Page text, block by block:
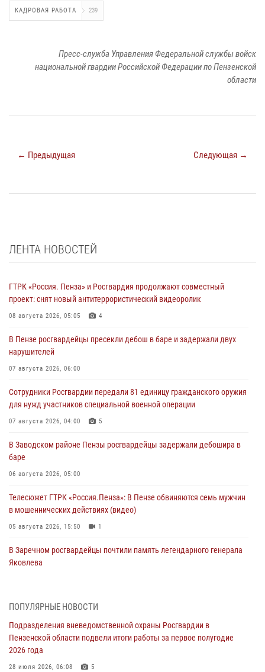
КАДРОВАЯ РАБОТА 239
Пресс-служба Управления Федеральной службы войск
национальной гвардии Российской Федерации по Пензенской
области
← Предыдущая Следующая →
ЛЕНТА НОВОСТЕЙ
ГТРК «Россия. Пенза» и Росгвардия продолжают совместный
проект: снят новый антитеррористический видеоролик
08 августа 2026, 05:05 4
В Пензе росгвардейцы пресекли дебош в баре и задержали двух
нарушителей
07 августа 2026, 06:00
Сотрудники Росгвардии передали 81 единицу гражданского оружия
для нужд участников специальной военной операции
07 августа 2026, 04:00 5
В Заводском районе Пензы росгвардейцы задержали дебошира в
баре
06 августа 2026, 05:00
Телесюжет ГТРК «Россия.Пенза»: В Пензе обвиняются семь мужчин
в мошеннических действиях (видео)
05 августа 2026, 15:50 1
В Заречном росгвардейцы почтили память легендарного генерала
Яковлева
Сотрудники пензенского ОМОН «Страж» познакомили участников
05 августа 2026, 06:15
В Пензе сотрудники Росгвардии оказали помощь
дезориентированному пенсионеру
ПОПУЛЯРНЫЕ НОВОСТИ
Подразделения вневедомственной охраны Росгвардии в
Пензенской области подвели итоги работы за первое полугодие
2026 года
28 июля 2026, 06:08 5